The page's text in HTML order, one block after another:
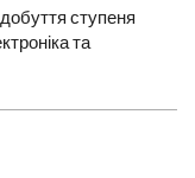
ступеня
та